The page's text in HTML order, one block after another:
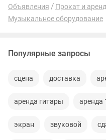
Объявления Прокат и
Музыкальное оборудование
Популярные запросы
сцена доставка
аренда гитары аренда
экран звуковой